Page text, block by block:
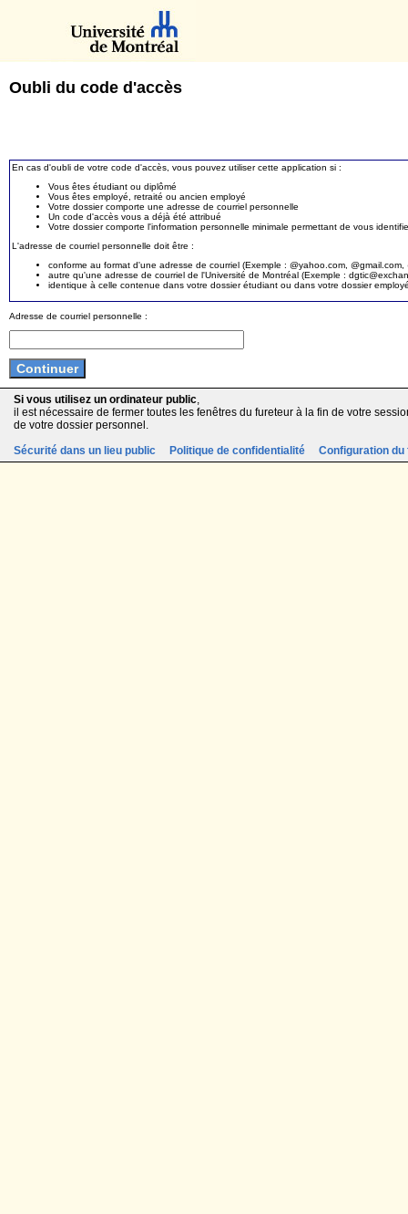
Oubli du code d'accès
En cas d'oubli de votre code d'accès, vous pouvez utiliser cette application si :
Vous êtes étudiant ou diplômé
Vous êtes employé, retraité ou ancien employé
Votre dossier comporte une adresse de courriel personnelle
Un code d'accès vous a déjà été attribué
Votre dossier comporte l'information personnelle minimale permettant de vous
L'adresse de courriel personnelle doit être :
conforme au format d'une adresse de courriel (Exemple : @yahoo.com,
autre qu'une adresse de courriel de l'Université de Montréal (Exemple :
identique à celle contenue dans votre dossier étudiant ou dans votre dossier
Adresse de courriel personnelle :
Si vous utilisez un ordinateur public,
il est nécessaire de fermer toutes les fenêtres du fureteur à la fin de votre
de votre dossier personnel.
Sécurité dans un lieu public
Politique de confidentialité Configuration du